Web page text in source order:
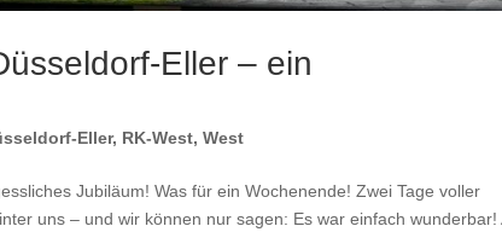
Eller – ein
Eller, RK-West,West
Jubiläum! Was für ein Wochenende! Zwei Tage voller
uns – und wir können nur sagen: Es war einfach wunderbar!